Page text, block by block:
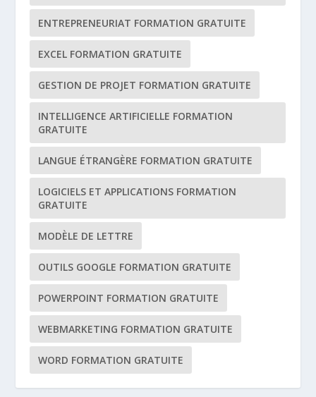
ENTREPRENEURIAT FORMATION GRATUITE
EXCEL FORMATION GRATUITE
GESTION DE PROJET FORMATION GRATUITE
INTELLIGENCE ARTIFICIELLE FORMATION
GRATUITE
LANGUE ÉTRANGÈRE FORMATION GRATUITE
LOGICIELS ET APPLICATIONS FORMATION
GRATUITE
MODÈLE DE LETTRE
OUTILS GOOGLE FORMATION GRATUITE
POWERPOINT FORMATION GRATUITE
WEBMARKETING FORMATION GRATUITE
WORD FORMATION GRATUITE